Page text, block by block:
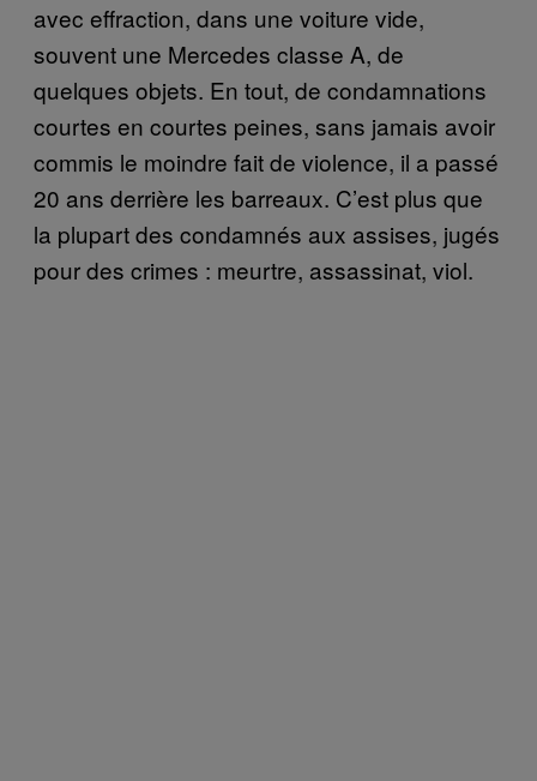
avec effraction, dans une voiture vide,
souvent une Mercedes classe A, de
quelques objets. En tout, de condamnations
courtes en courtes peines, sans jamais avoir
commis le moindre fait de violence, il a passé
20 ans derrière les barreaux. C’est plus que
la plupart des condamnés aux assises, jugés
pour des crimes : meurtre, assassinat, viol.